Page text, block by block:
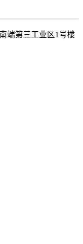
端第三工业区1号楼